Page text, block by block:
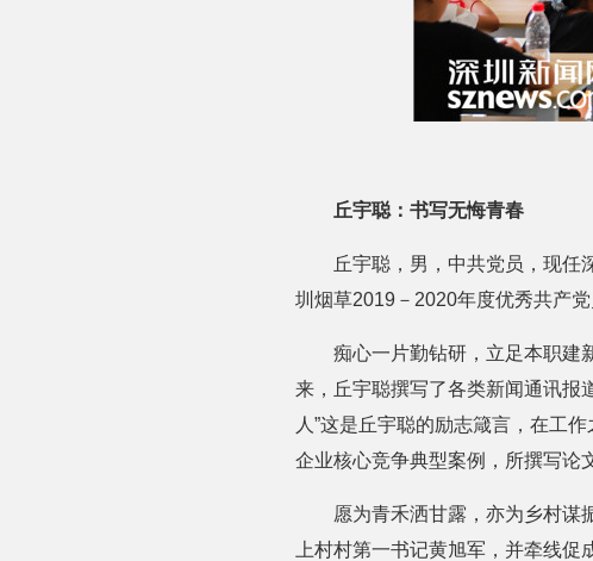
丘宇聪：书写无悔青春
丘宇聪，男，中共党员，现任
圳烟草2019－2020年度优秀共产
痴心一片勤钻研，立足本职建
来，丘宇聪撰写了各类新闻通讯报
人”这是丘宇聪的励志箴言，在工
企业核心竞争典型案例，所撰写论
愿为青禾洒甘露，亦为乡村谋
上村村第一书记黄旭军，并牵线